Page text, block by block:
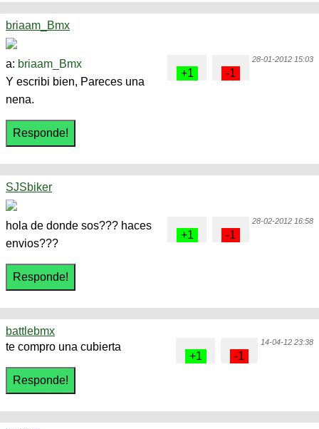
briaam_Bmx
28-01-2012 15:03
a: briaam_Bmx
Y escribi bien, Pareces una
nena.
SJSbiker
28-02-2012 16:58
hola de donde sos??? haces
envios???
battlebmx
14-04-12 23:38
te compro una cubierta